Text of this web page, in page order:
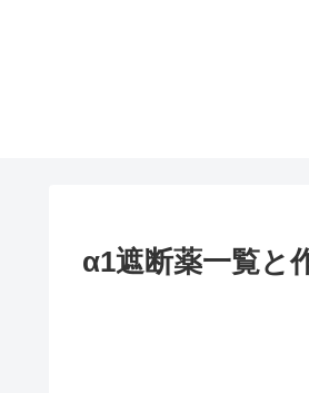
α1遮断薬一覧と